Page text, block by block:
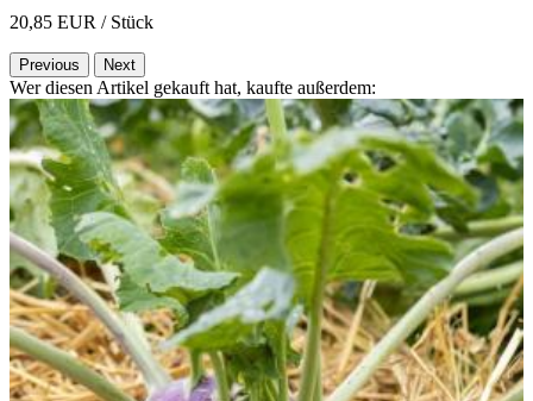
20,85 EUR / Stück
Previous Next
Wer diesen Artikel gekauft hat, kaufte außerdem: